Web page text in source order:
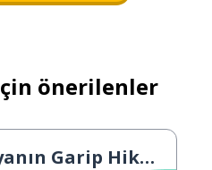
önerilenler
Garip Hikayeleri